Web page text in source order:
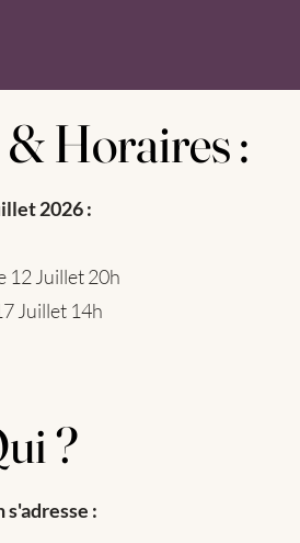
Horaires :
Horaires :
2026 :
12 Juillet 20h
Juillet 14h
Pour Qui ?
Pour Qui ?
: